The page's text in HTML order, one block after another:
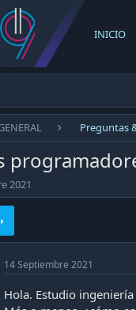
INICIO
Preguntas
2021
14 Septiembre 2021
Hola. Estudio